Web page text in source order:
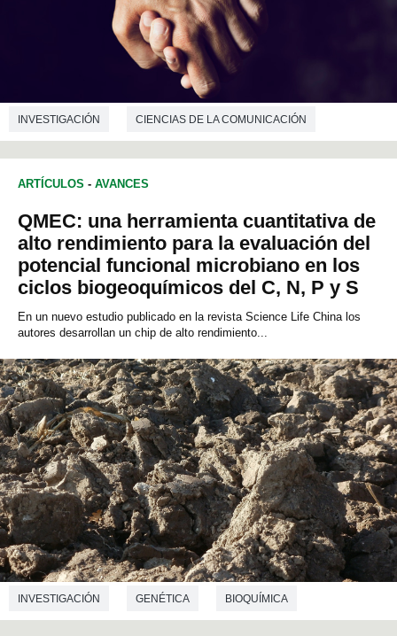
INVESTIGACIÓN CIENCIAS DE LA COMUNICACIÓN
ARTÍCULOS - AVANCES
QMEC: una herramienta cuantitativa de
alto rendimiento para la evaluación del
potencial funcional microbiano en los
ciclos biogeoquímicos del C, N, P y S
En un nuevo estudio publicado en la revista Science Life China los
autores desarrollan un chip de alto rendimiento...
INVESTIGACIÓN GENÉTICA BIOQUÍMICA